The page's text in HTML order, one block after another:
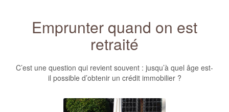
Emprunter quand on est
retraité
C’est une question qui revient souvent : jusqu’à quel âge est-
il possible d’obtenir un crédit immobilier ?